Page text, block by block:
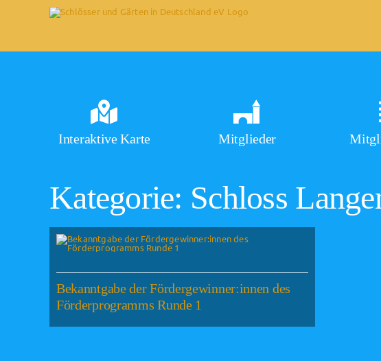
Interaktive Karte Mitglieder
Kategorie: Schloss
Bekanntgabe der Fördergewinner:innen des
Förderprogramms Runde 1